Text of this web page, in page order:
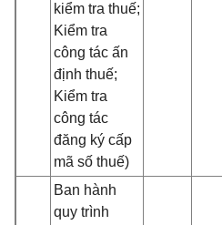
kiểm tra thuế;
Kiểm tra
công tác ấn
định thuế;
Kiểm tra
công tác
đăng ký cấp
mã số thuế)
Ban hành
quy trình